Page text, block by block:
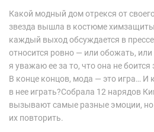
Какой модный дом отрекся от
звезда вышла в костюме
каждый выход обсуждается в
относится ровно — или обожать,
я уважаю ее за то, что она не
В конце концов, мода — это игра… И
в нее играть?Собрала 12 нарядов
вызывают самые разные эмоции, но
их повторить.